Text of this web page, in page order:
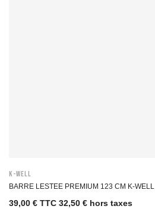
K-WELL
BARRE LESTEE PREMIUM 123 CM K-WELL
39,00 € TTC 32,50 € hors taxes